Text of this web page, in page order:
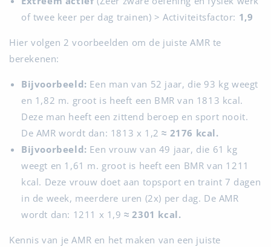
of twee keer per dag trainen) > Activiteitsfactor: 1,9
Hier volgen 2 voorbeelden om de juiste AMR te
berekenen:
Bijvoorbeeld: Een man van 52 jaar, die 93 kg weegt
en 1,82 m. groot is heeft een BMR van 1813 kcal.
Deze man heeft een zittend beroep en sport nooit.
De AMR wordt dan: 1813 x 1,2≈ 2176 kcal.
Bijvoorbeeld: Een vrouw van 49 jaar, die 61 kg
weegt en 1,61 m. groot is heeft een BMR van 1211
kcal. Deze vrouw doet aan topsport en traint 7 dagen
in de week, meerdere uren (2x) per dag. De AMR
wordt dan: 1211 x 1,9≈ 2301 kcal.
Kennis van je AMR en het maken van een juiste